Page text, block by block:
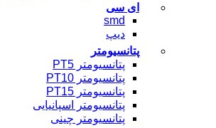
ای سی
smd
دیپ
پتانسیومتر
پتانسیومتر PT5
پتانسیومتر PT10
پتانسیومتر PT15
پتانسیومتر اسپانیایی
پتانسیومتر چینی